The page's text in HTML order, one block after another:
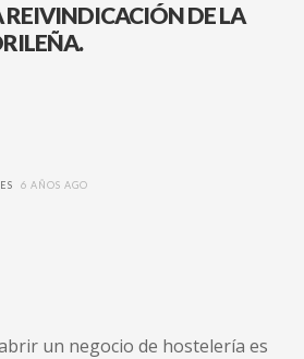
REIVINDICACIÓN DE LA
6 AÑOS AGO
un negocio de hostelería es